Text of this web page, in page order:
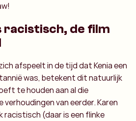
racistisch, de film
afspeelt in de tijd dat Kenia een
was, betekent dit natuurlijk
te houden aan al die
verhoudingen van eerder. Karen
racistisch (daar is een flinke